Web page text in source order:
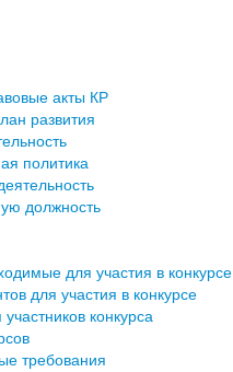
акты КР
развития
политика
должность
для участия в конкурсе
для участия в конкурсе
конкурса
требования